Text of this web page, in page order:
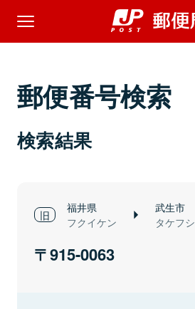
郵便番号検索
検索結果
福井県
フクイケン
武生市
タケフシ
915-0063